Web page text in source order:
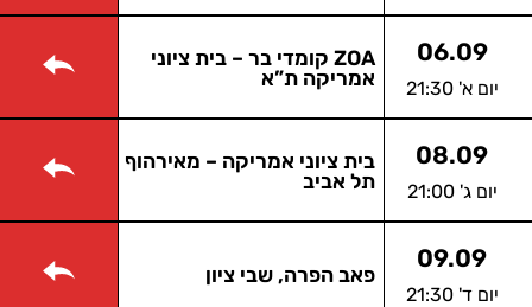
06.09
יום א' 21:30
ZOA קומדי בר – בית ציוני
אמריקה ת”א
08.09
יום ג' 21:00
בית ציוני אמריקה – מאירהוף
תל אביב
09.09
יום ד' 21:30
פאב הפרה, שבי ציון